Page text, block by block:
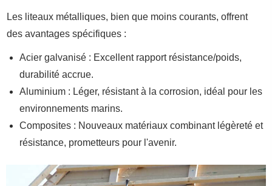
Les liteaux métalliques, bien que moins courants, offrent
des avantages spécifiques :
Acier galvanisé : Excellent rapport résistance/poids,
durabilité accrue.
Aluminium : Léger, résistant à la corrosion, idéal pour les
environnements marins.
Composites : Nouveaux matériaux combinant légèreté et
résistance, prometteurs pour l'avenir.